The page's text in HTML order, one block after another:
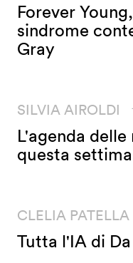
Forever
sindrome
Gray
SILVIA AIROLDI
L'agenda
questa
CLELIA PATELLA
Tutta l'IA di